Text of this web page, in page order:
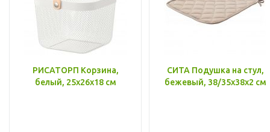
РИСАТОРП Корзина,
белый, 25x26x18 см
СИТА Подушка на стул,
бежевый, 38/35x38x2 см